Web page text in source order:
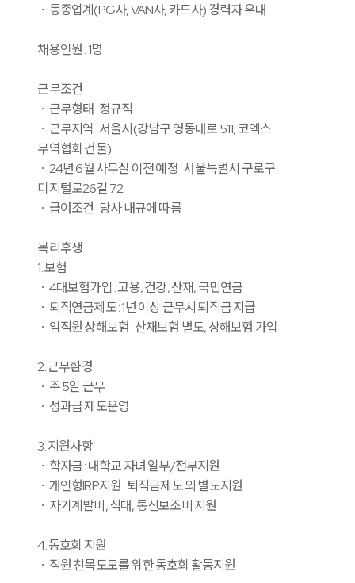
ㆍ동종업계(PG사, VAN사, 카드사) 경력자 우대
채용인원 : 1명
근무조건
ㆍ근무형태 : 정규직
ㆍ근무지역 : 서울시(강남구 영동대로 511, 코엑스
무역협회 건물)
ㆍ24년 6월 사무실 이전 예정 : 서울특별시 구로구
디지털로26길 72
ㆍ급여조건 : 당사 내규에 따름
복리후생
1. 보험
ㆍ4대보험가입 : 고용, 건강, 산재, 국민연금
ㆍ퇴직연금제도 : 1년 이상 근무시 퇴직금 지급
ㆍ임직원 상해보험 : 산재보험 별도, 상해보험 가입
2. 근무환경
ㆍ주 5일 근무
ㆍ성과급 제도운영
3. 지원사항
ㆍ학자금 : 대학교 자녀 일부/전부지원
ㆍ개인형IRP지원 : 퇴직금제도 외 별도지원
ㆍ자기계발비, 식대, 통신보조비 지원
4. 동호회 지원
ㆍ직원 친목도모를 위한 동호회 활동지원